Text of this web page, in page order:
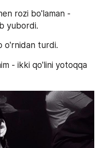
rozi bo'laman -
yubordi.
o'rnidan turdi.
- ikki qo'lini yotoqqa